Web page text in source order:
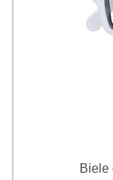
Biele